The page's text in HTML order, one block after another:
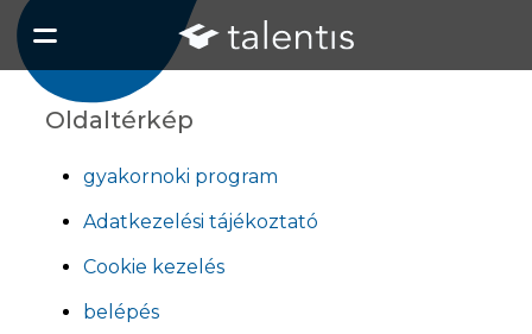
Oldaltérkép
gyakornoki program
Adatkezelési tájékoztató
Cookie kezelés
belépés